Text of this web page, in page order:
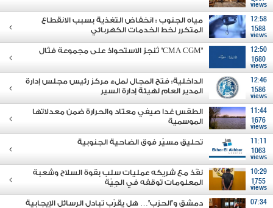
views
12:58
1588
views
مياه الجنوب : انخفاض التغذية بسبب الانقطاع
المتكرر لخط الخدمات الكهربائي
12:50
1680
views
"CMA CGM" تُنجز الاستحواذ على مجموعة فتّال
12:46
1586
views
الداخلية: فتح المجال لملء مركز رئيس مجلس إدارة
المدير العام لهيئة إدارة السير
11:44
1676
views
الطقس غدا صيفي معتاد والحرارة ضمن معدلاتها
الموسمية
11:11
1063
views
تحليق مسيّر فوق الضاحية الجنوبية
10:29
1755
views
نفّذ مع شريكه عمليات سلب بقوة السلاح وشعبة
المعلومات توقفه في الجِيّة
07:34
دمشق و"الحزب"… هل يقرّب تبادل الرسائل الإيجابية